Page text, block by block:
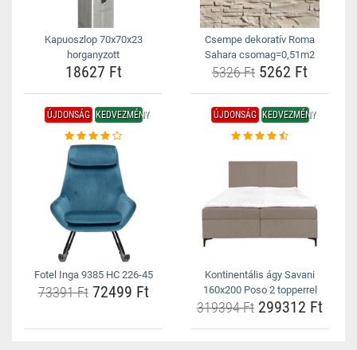
Kapuoszlop 70x70x23
horganyzott
18627 Ft
Csempe dekoratív Roma
Sahara csomag=0,51m2
5326 Ft 5262 Ft
ÚJDONSÁG KEDVEZMÉNY
Fotel Inga 9385 HC 226-45
73391 Ft72499 Ft
ÚJDONSÁG KEDVEZMÉNY
Kontinentális ágy Savani
160x200 Poso 2 topperrel
319394 Ft 299312 Ft